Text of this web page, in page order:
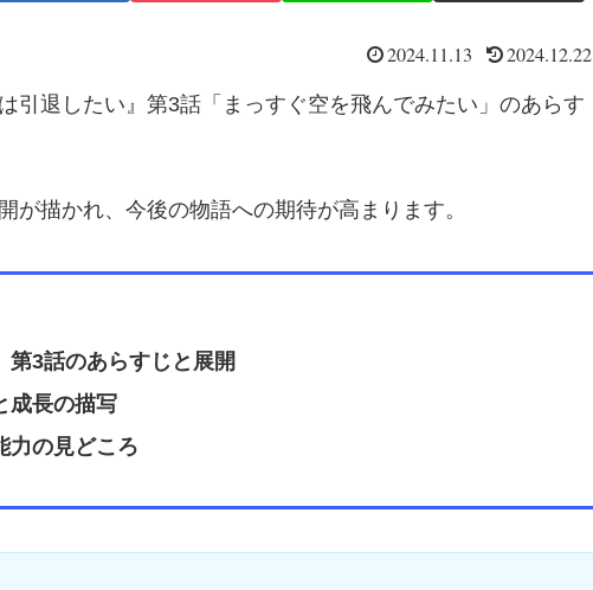
2024.11.13 2024.12.22
引退したい』第3話「まっすぐ空を飛んでみたい」のあらす
が描かれ、今後の物語への期待が高まります。
第3話のあらすじと展開
成長の描写
力の見どころ